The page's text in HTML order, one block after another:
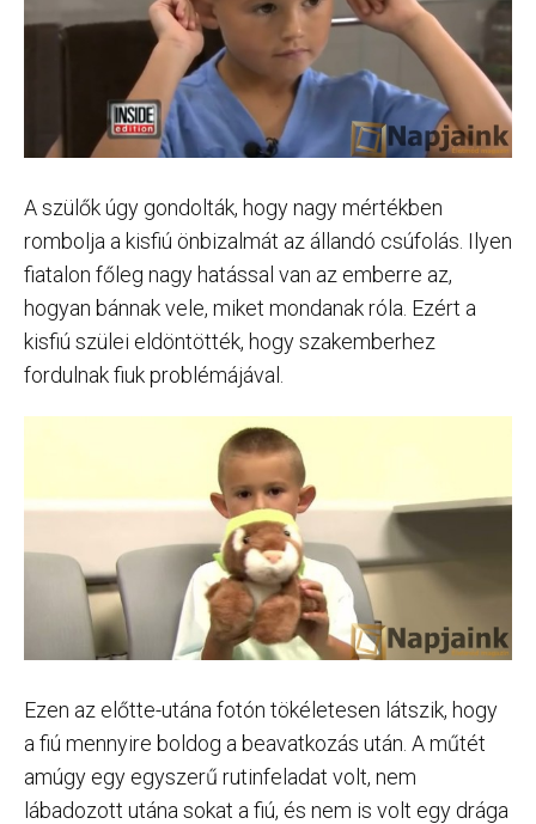
A szülők úgy gondolták, hogy nagy mértékben
rombolja a kisfiú önbizalmát az állandó csúfolás. Ilyen
fiatalon főleg nagy hatással van az emberre az,
hogyan bánnak vele, miket mondanak róla. Ezért a
kisfiú szülei eldöntötték, hogy szakemberhez
fordulnak fiuk problémájával.
Ezen az előtte-utána fotón tökéletesen látszik, hogy
a fiú mennyire boldog a beavatkozás után. A műtét
amúgy egy egyszerű rutinfeladat volt, nem
lábadozott utána sokat a fiú, és nem is volt egy drága